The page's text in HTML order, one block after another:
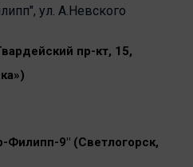
ул. А.Невского
пр-кт, 15,
Филипп-9" (Светлогорск,